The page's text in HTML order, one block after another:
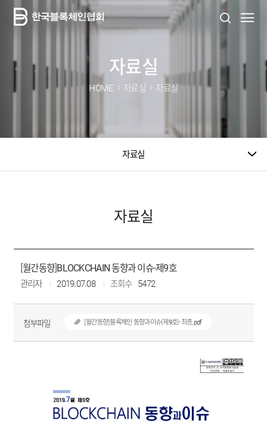
자료실
HOME 자료실 자료실
자료실
자료실
[월간동향]BLOCKCHAIN 동향과 이슈-제9호
관리자 2019.07.08 조회수 5472
첨부파일 [월간동향]블록체인 동향과이슈(제9호)-최종.pdf